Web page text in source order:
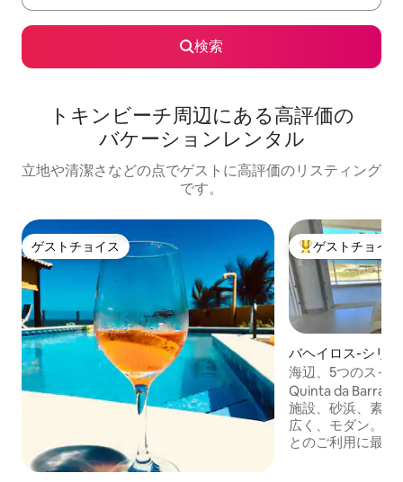
検索
トキンビーチ⁠周⁠辺⁠に⁠あ⁠る高⁠評⁠価⁠の
バ⁠ケ⁠ー⁠シ⁠ョ⁠ン⁠レ⁠ン⁠タ⁠ル
立地や清潔さなどの点でゲストに高評価のリスティング
です。
ゲストチョイス
ゲストチョイス 大好評のゲスト
ゲストチョイス
バヘイロス-シリ
軒家
海辺、5つのスイ
上
Quinta da Barraへ
施設、砂浜、素晴
広く、モダン。ご
とのご利用に最適